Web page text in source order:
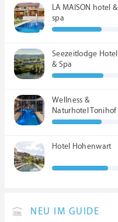
LA MAISON hotel &
spa
Seezeitlodge Hotel
& Spa
Wellness &
Naturhotel Tonihof
****S
Hotel Hohenwart
NEU IM GUIDE